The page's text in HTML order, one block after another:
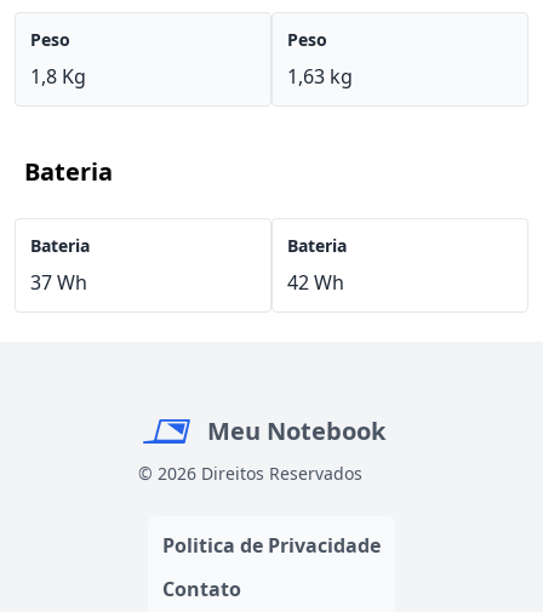
Peso
1,8 Kg
Peso
1,63 kg
Bateria
Bateria
37 Wh
Bateria
42 Wh
Meu Notebook
© 2026 Direitos Reservados
Politica de Privacidade
Contato